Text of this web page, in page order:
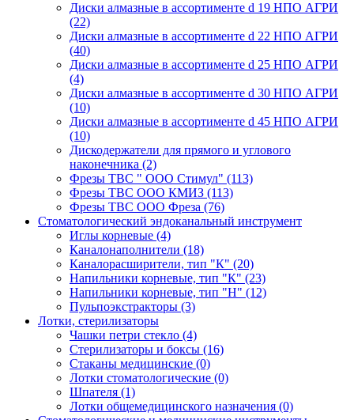
Диски алмазные в ассортименте d 19 НПО АГРИ
(22)
Диски алмазные в ассортименте d 22 НПО АГРИ
(40)
Диски алмазные в ассортименте d 25 НПО АГРИ
(4)
Диски алмазные в ассортименте d 30 НПО АГРИ
(10)
Диски алмазные в ассортименте d 45 НПО АГРИ
(10)
Дискодержатели для прямого и углового
наконечника (2)
Фрезы ТВС " ООО Стимул" (113)
Фрезы ТВС ООО КМИЗ (113)
Фрезы ТВС ООО Фреза (76)
Стоматологический эндоканальный инструмент
Иглы корневые (4)
Каналонаполнители (18)
Каналорасширители, тип "К" (20)
Напильники корневые, тип "К" (23)
Напильники корневые, тип "Н" (12)
Пульпоэкстракторы (3)
Лотки, стерилизаторы
Чашки петри стекло (4)
Стерилизаторы и боксы (16)
Стаканы медицинские (0)
Лотки стоматологические (0)
Шпателя (1)
Лотки общемедицинского назначения (0)